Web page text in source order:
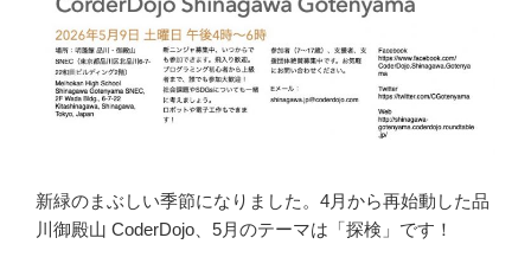
新緑のまぶしい季節になりました。4月から再始動した品
川御殿山 CoderDojo、5月のテーマは「探検」です！